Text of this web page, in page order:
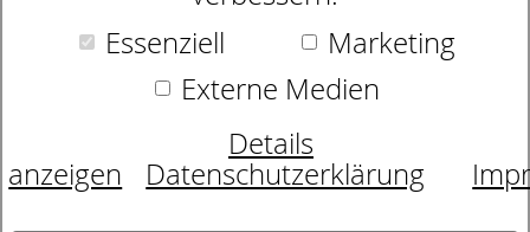
Essenziell
Marketing
Externe Medien
Details
anzeigen
Datenschutzerklärung